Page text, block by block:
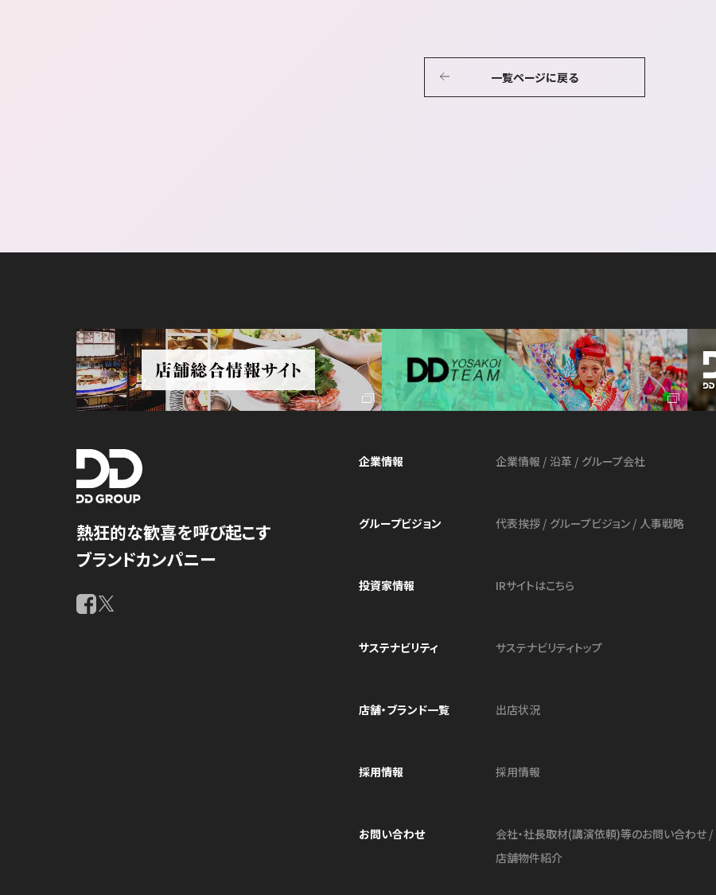
一覧ページに戻る
熱狂的な歓喜を呼び起こす
ブランドカンパニー
企業情報 企業情報 沿革 グループ会社
グループビジョン 代表挨拶 グループビジョン ⼈事戦略
投資家情報 IRサイトはこちら
サステナビリティ サステナビリティトップ
店舗・ブランド⼀覧 出店状況
採用情報 採用情報
お問い合わせ 会社・社⻑取材(講演依頼)等のお問い合わせ
店舗物件紹介